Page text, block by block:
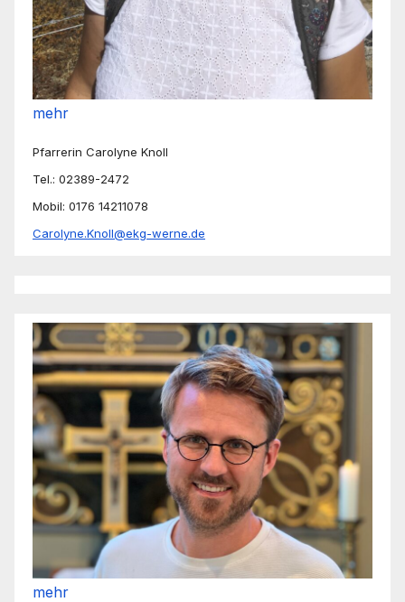
mehr
Pfarrerin Carolyne Knoll
Tel.: 02389-2472
Mobil: 0176 14211078
Carolyne.Knoll@ekg-werne.de
mehr